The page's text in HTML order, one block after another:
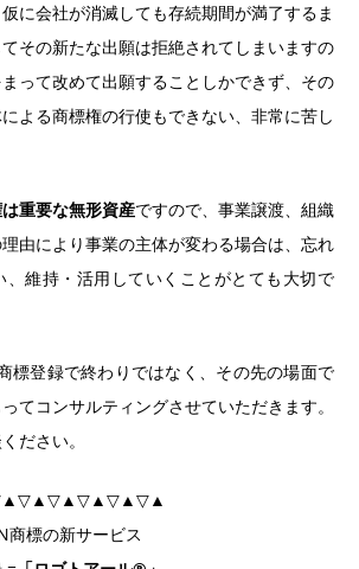
に会社が消滅しても存続期間が満了するま
その新たな出願は拒絶されてしまいますの
って改めて出願することしかできず、その
よる商標権の行使もできない、非常に苦し
重要な無形資産ですので、事業譲渡、組織
由により事業の主体が変わる場合は、忘れ
、維持・活用していくことがとても大切で
標登録で終わりではなく、その先の場面で
てコンサルティングさせていただきます。
ださい。
標の新サービス